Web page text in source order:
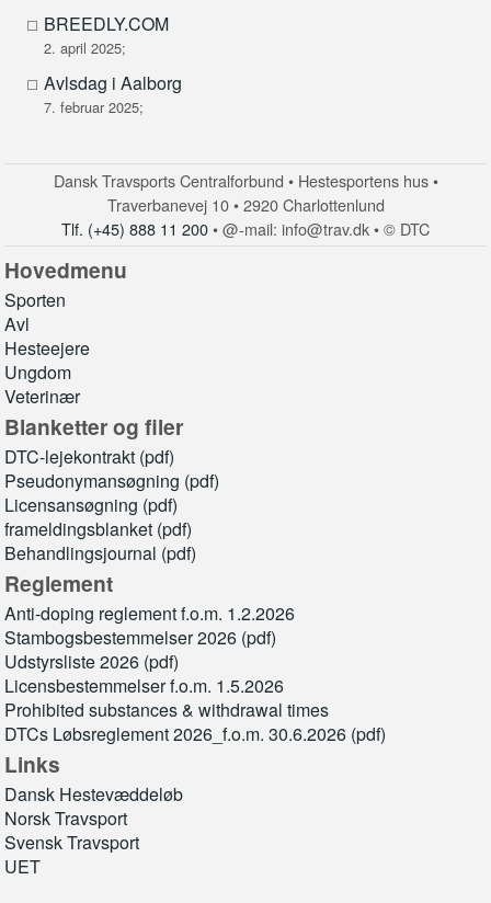
BREEDLY.COM
2. april 2025;
Avlsdag i Aalborg
7. februar 2025;
Dansk Travsports Centralforbund • Hestesportens hus •
Traverbanevej 10 • 2920 Charlottenlund
Tlf. (+45) 888 11 200• @-mail: info@trav.dk • © DTC
Hovedmenu
Sporten
Avl
Hesteejere
Ungdom
Veterinær
Blanketter og filer
DTC-lejekontrakt (pdf)
Pseudonymansøgning (pdf)
Licensansøgning (pdf)
frameldingsblanket (pdf)
Behandlingsjournal (pdf)
Reglement
Anti-doping reglement f.o.m. 1.2.2026
Stambogsbestemmelser 2026 (pdf)
Udstyrsliste 2026 (pdf)
Licensbestemmelser f.o.m. 1.5.2026
Prohibited substances & withdrawal times
DTCs Løbsreglement 2026_f.o.m. 30.6.2026 (pdf)
Links
Dansk Hestevæddeløb
Norsk Travsport
Svensk Travsport
UET